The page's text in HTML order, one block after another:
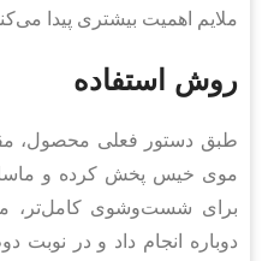
ملایم اهمیت بیشتری پیدا
روش استفاده
طبق دستور فعلی محصول،
موی خیس پخش کرده و
برای شست‌وشوی کامل‌تر،